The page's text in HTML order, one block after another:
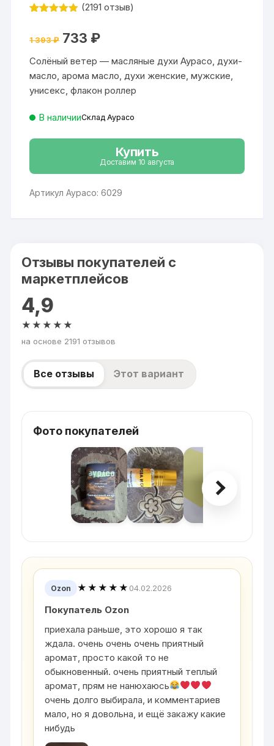
на основе
пользовате
ля
(2191 отзыв)
1 393₽ Первоначальная
цена
1
393 ₽.
733 ₽Текущая
Солёный ветер — масляные духи Аурасо, духи-
масло, арома масло, духи женские, мужские,
унисекс, флакон роллер
В наличииСклад Аурасо
Купить
Доставим 10 августа
Артикул Аурасо: 6029
Отзывы покупателей с
маркетплейсов
4,9
★★★★★
на основе 2191 отзывов
Все отзывы Этот вариант
Фото покупателей
Ozon ★★★★★ 04.02.2026
Покупатель Ozon
приехала раньше, это хорошо я так
ждала. очень очень очень приятный
аромат, просто какой то не
обыкновенный. очень приятный теплый
аромат, прям не нанюхаюсь
очень долго выбирала, и комментариев
мало, но я довольна, и ещё закажу какие
нибудь